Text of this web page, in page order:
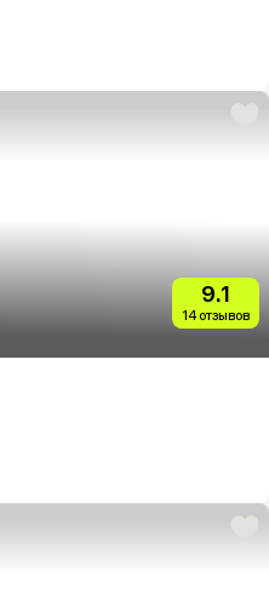
9.1
14 отзывов